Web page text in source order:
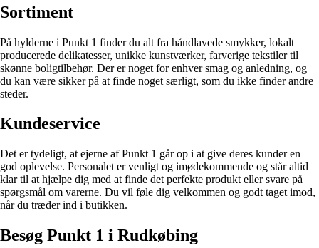
Sortiment
På hylderne i Punkt 1 finder du alt fra håndlavede smykker, lokalt
producerede delikatesser, unikke kunstværker, farverige tekstiler til
skønne boligtilbehør. Der er noget for enhver smag og anledning, og
du kan være sikker på at finde noget særligt, som du ikke finder andre
steder.
Kundeservice
Det er tydeligt, at ejerne af Punkt 1 går op i at give deres kunder en
god oplevelse. Personalet er venligt og imødekommende og står altid
klar til at hjælpe dig med at finde det perfekte produkt eller svare på
spørgsmål om varerne. Du vil føle dig velkommen og godt taget imod,
når du træder ind i butikken.
Besøg Punkt 1 i Rudkøbing